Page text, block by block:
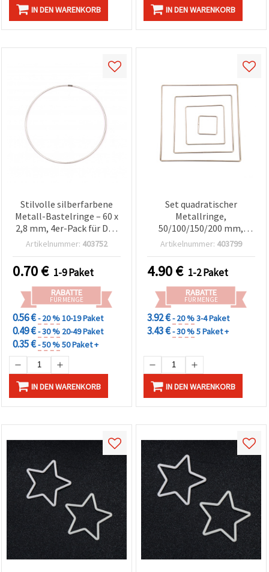
IN DEN WARENKORB IN DEN WARENKORB
Stilvolle silberfarbene
Metall-Bastelringe – 60 x
2,8 mm, 4er-Pack für DIY,
kreative Projekte & Deko
Artikelnummer: 403752
0.70€ 1-9 Paket
RABATTE
FÜR MENGE
0.56 €- 20 %10-19 Paket
0.49 €- 30 % 20-49 Paket
0.35 €- 50 %50 Paket +
IN DEN WARENKORB
Set quadratischer
Metallringe,
50/100/150/200 mm,
silberfarben, sortiert, für
Artikelnummer: 403799
4.90€ 1-2 Paket
RABATTE
FÜR MENGE
3.92 €- 20 %3-4 Paket
3.43 €- 30 %5 Paket +
IN DEN WARENKORB